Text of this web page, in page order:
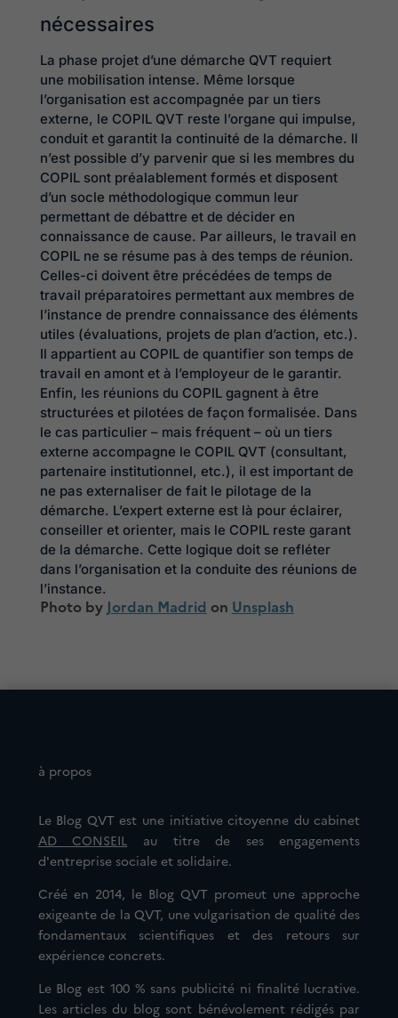
nécessaires
La phase projet d’une démarche QVT requiert
une mobilisation intense. Même lorsque
l’organisation est accompagnée par un tiers
externe, le COPIL QVT reste l’organe qui impulse,
conduit et garantit la continuité de la démarche. Il
n’est possible d’y parvenir que si les membres du
COPIL sont préalablement formés et disposent
d’un socle méthodologique commun leur
permettant de débattre et de décider en
connaissance de cause. Par ailleurs, le travail en
COPIL ne se résume pas à des temps de réunion.
Celles-ci doivent être précédées de temps de
travail préparatoires permettant aux membres de
l’instance de prendre connaissance des éléments
utiles (évaluations, projets de plan d’action, etc.).
Il appartient au COPIL de quantifier son temps de
travail en amont et à l’employeur de le garantir.
Enfin, les réunions du COPIL gagnent à être
structurées et pilotées de façon formalisée. Dans
le cas particulier – mais fréquent – où un tiers
externe accompagne le COPIL QVT (consultant,
partenaire institutionnel, etc.), il est important de
ne pas externaliser de fait le pilotage de la
démarche. L’expert externe est là pour éclairer,
conseiller et orienter, mais le COPIL reste garant
de la démarche. Cette logique doit se refléter
dans l’organisation et la conduite des réunions de
l’instance.
Photo by Jordan Madrid on Unsplash
à propos
Le Blog QVT est une initiative citoyenne du cabinet
AD CONSEIL
au titre de ses engagements
d'entreprise sociale et solidaire.
Créé en 2014, le Blog QVT promeut une approche
exigeante de la QVT, une vulgarisation de qualité des
fondamentaux scientifiques et des retours sur
expérience concrets.
Le Blog est 100 % sans publicité ni finalité lucrative.
Les articles du blog sont bénévolement rédigés par